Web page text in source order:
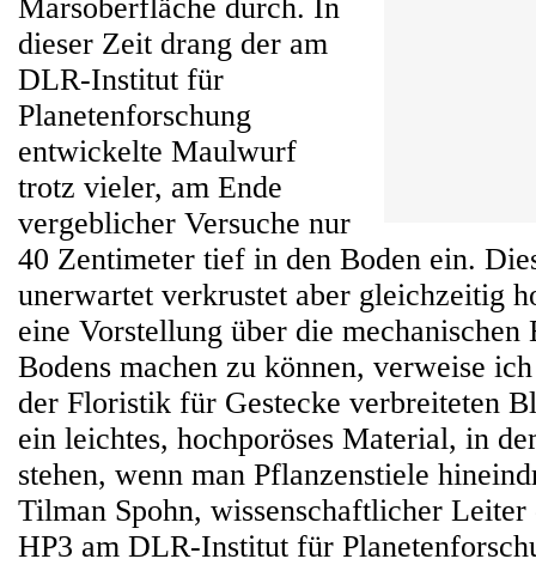
Marsoberfläche durch. In
dieser Zeit drang der am
DLR-Institut für
Planetenforschung
entwickelte Maulwurf
trotz vieler, am Ende
vergeblicher Versuche nur
40 Zentimeter tief in den Boden ein.
unerwartet verkrustet aber gleichzeitig
eine Vorstellung über die mechanischen
Bodens machen zu können, verweise
der Floristik für Gestecke verbreiteten
ein leichtes, hochporöses Material, in
stehen, wenn man Pflanzenstiele
Tilman Spohn, wissenschaftlicher Leiter
HP3 am DLR-Institut für